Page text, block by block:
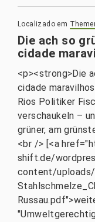
Localizado em
Die ach so
cidade
<p><strong>Die
cidade
Rios Politiker
verschaukeln –
grüner, am
<br /> [<a
shift.de/
content/